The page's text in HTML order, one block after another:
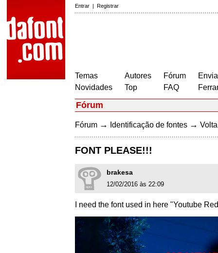
Entrar | Registrar
Temas
Novidades
Autores
Top
Fórum
FAQ
Fórum
Fórum → Identificação de fontes →
FONT PLEASE!!!
brakesa
12/02/2016 às 22:09
I need the font used in here "Youtube